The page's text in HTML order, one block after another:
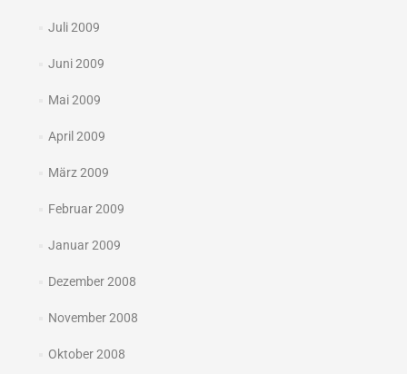
Juli 2009
Juni 2009
Mai 2009
April 2009
März 2009
Februar 2009
Januar 2009
Dezember 2008
November 2008
Oktober 2008